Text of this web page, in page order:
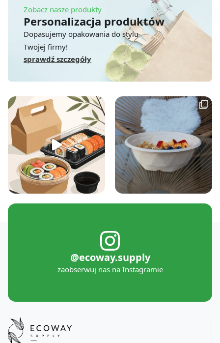
Zobacz nasze produkty
Personalizacja produktów
Dopasujemy opakowania do stylu
Twojej firmy!
sprawdź szczegóły
@ecoway.supply
zaobserwuj nas na Instagramie